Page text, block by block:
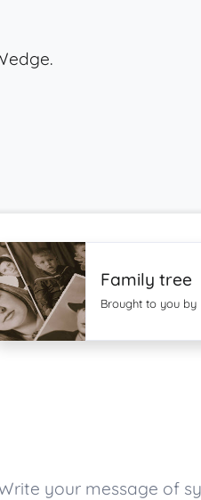
Family tree
Brought to you by
your message of